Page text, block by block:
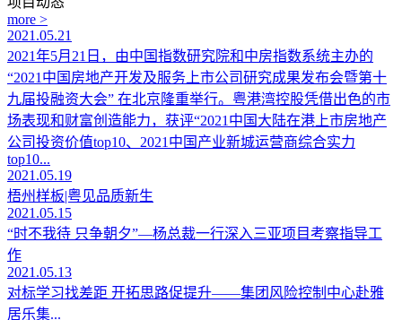
more >
2021.05.21
2021年5月21日，由中国指数研究院和中房指数系统主办的
“2021中国房地产开发及服务上市公司研究成果发布会暨第十
九届投融资大会” 在北京隆重举行。粤港湾控股凭借出色的市
场表现和财富创造能力，获评“2021中国大陆在港上市房地产
公司投资价值top10、2021中国产业新城运营商综合实力
top10...
2021.05.19
梧州样板|粤见品质新生
2021.05.15
“时不我待 只争朝夕”—杨总裁一行深入三亚项目考察指导工
作
2021.05.13
对标学习找差距 开拓思路促提升——集团风险控制中心赴雅
居乐集...